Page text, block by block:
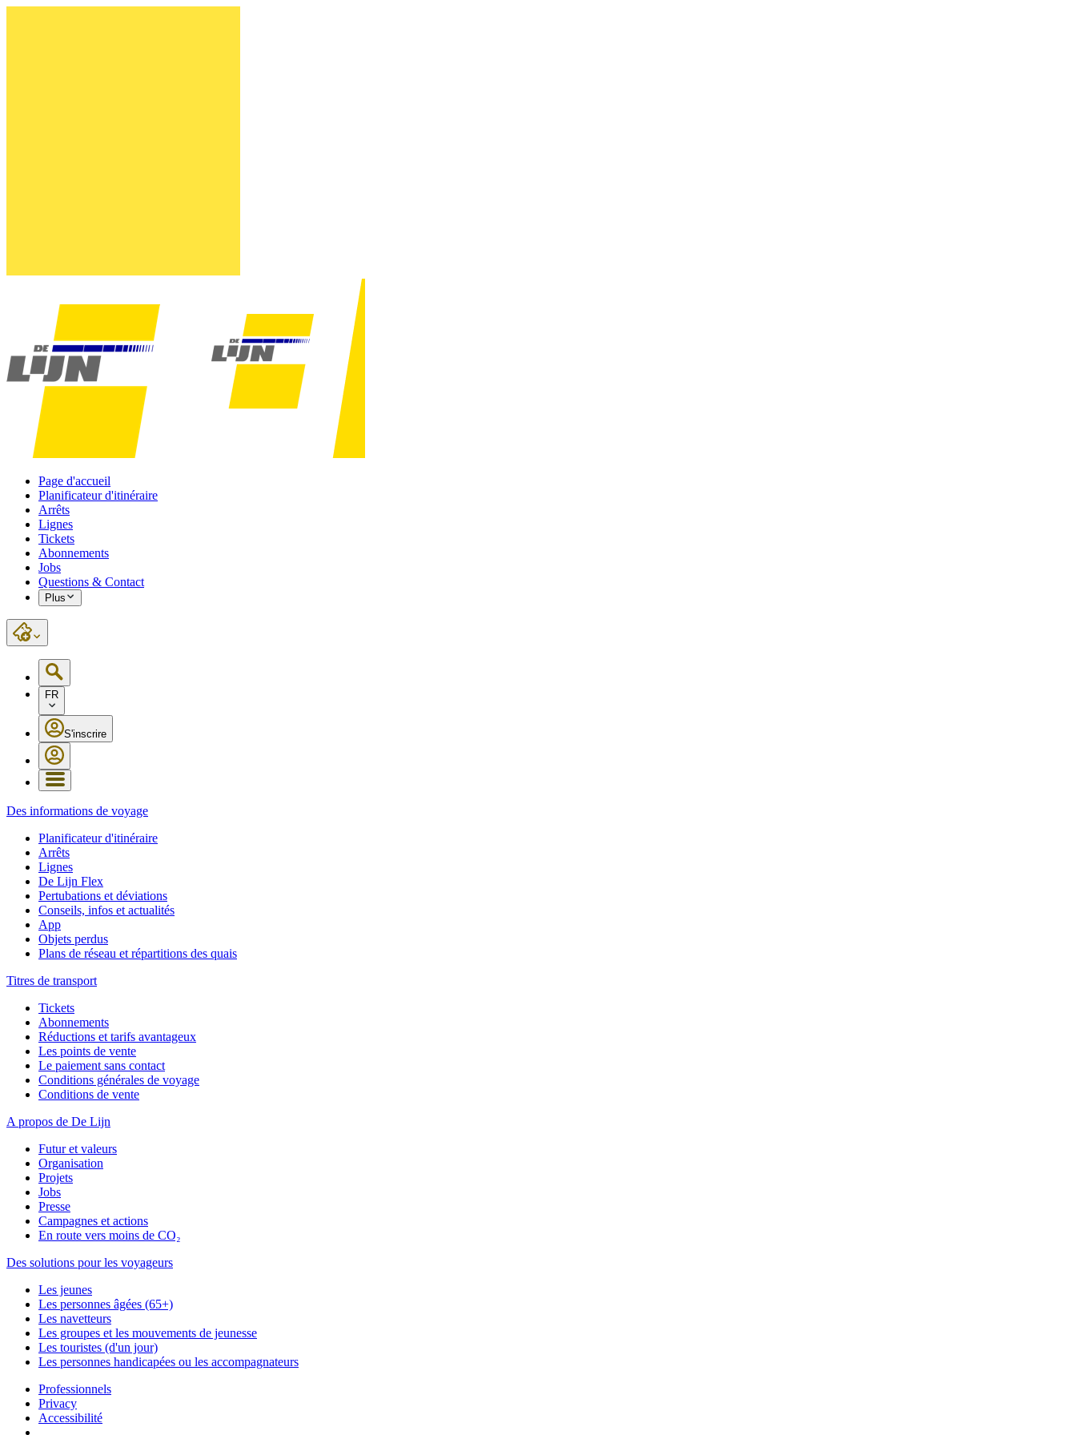
Page d'accueil
Planificateur d'itinéraire
Arrêts
Lignes
Tickets
Abonnements
Jobs
Questions & Contact
Plus
FR
S'inscrire
Des informations de voyage
Planificateur d'itinéraire
Arrêts
Lignes
De Lijn Flex
Pertubations et déviations
Conseils, infos et actualités
App
Objets perdus
Plans de réseau et répartitions des quais
Titres de transport
Tickets
Abonnements
Réductions et tarifs avantageux
Les points de vente
Le paiement sans contact
Conditions générales de voyage
Conditions de vente
A propos de De Lijn
Futur et valeurs
Organisation
Projets
Jobs
Presse
Campagnes et actions
En route vers moins de CO₂
Des solutions pour les voyageurs
Les jeunes
Les personnes âgées (65+)
Les navetteurs
Les groupes et les mouvements de jeunesse
Les touristes (d'un jour)
Les personnes handicapées ou les accompagnateurs
Professionnels
Privacy
Accessibilité